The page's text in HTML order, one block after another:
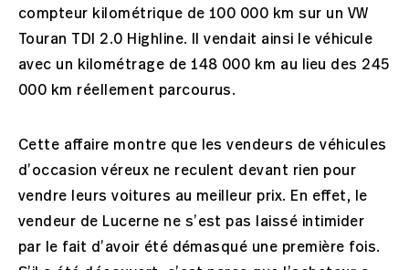
compteur kilométrique de 100 000 km sur un VW
Touran TDI 2.0 Highline. Il vendait ainsi le véhicule
avec un kilométrage de 148 000 km au lieu des 245
000 km réellement parcourus.
Cette affaire montre que les vendeurs de véhicules
d’occasion véreux ne reculent devant rien pour
vendre leurs voitures au meilleur prix. En effet, le
vendeur de Lucerne ne s’est pas laissé intimider
par le fait d’avoir été démasqué une première fois.